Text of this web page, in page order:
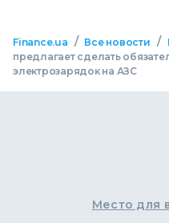
Finance.ua / Все новости /
предлагает сделать
электрозарядок на АЗС
Место для